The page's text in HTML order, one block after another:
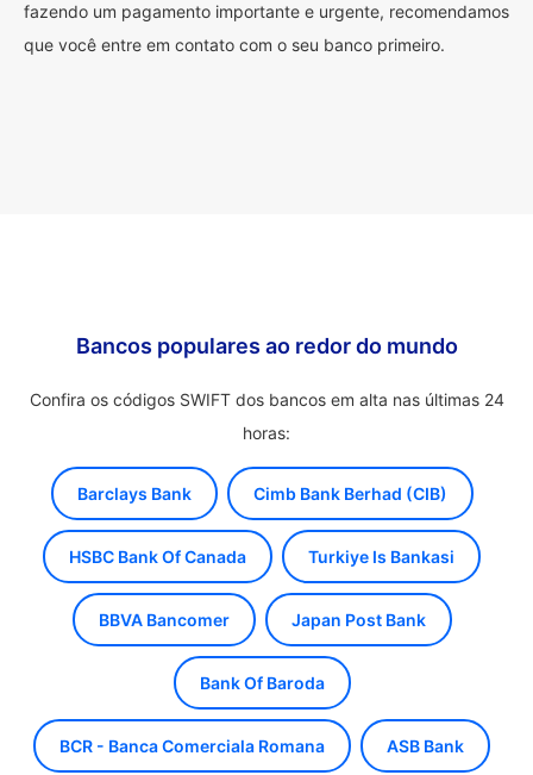
fazendo um pagamento importante e urgente, recomendamos
que você entre em contato com o seu banco primeiro.
Bancos populares ao redor do mundo
Confira os códigos SWIFT dos bancos em alta nas últimas 24
horas:
Barclays Bank Cimb Bank Berhad (CIB)
HSBC Bank Of Canada Turkiye Is Bankasi
BBVA Bancomer Japan Post Bank
Bank Of Baroda
BCR - Banca Comerciala Romana ASB Bank